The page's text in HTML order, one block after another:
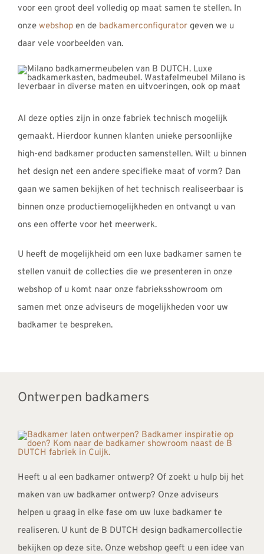
voor een groot deel volledig op maat samen te stellen. In
onze webshopen de badkamerconfiguratorgeven we u
daar vele voorbeelden van.
Al deze opties zijn in onze fabriek technisch mogelijk
gemaakt. Hierdoor kunnen klanten unieke persoonlijke
high-end badkamer producten samenstellen. Wilt u binnen
het design net een andere specifieke maat of vorm? Dan
gaan we samen bekijken of het technisch realiseerbaar is
binnen onze productiemogelijkheden en ontvangt u van
ons een offerte voor het meerwerk.
U heeft de mogelijkheid om een luxe badkamer samen te
stellen vanuit de collecties die we presenteren in onze
webshop of u komt naar onze fabrieksshowroom om
samen met onze adviseurs de mogelijkheden voor uw
badkamer te bespreken.
Ontwerpen badkamers
Heeft u al een badkamer ontwerp? Of zoekt u hulp bij het
maken van uw badkamer ontwerp? Onze adviseurs
helpen u graag in elke fase om uw luxe badkamer te
realiseren. U kunt de B DUTCH design badkamercollectie
bekijken op deze site. Onze webshop geeft u een idee van